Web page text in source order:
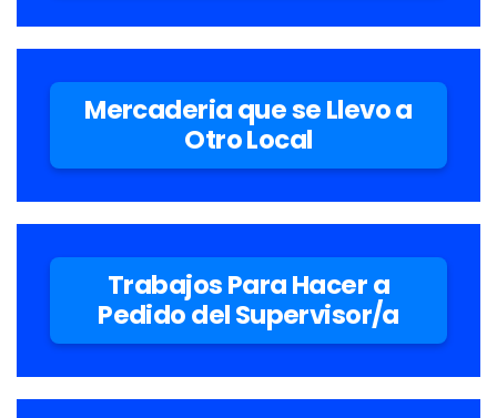
Mercaderia que se Llevo a
Otro Local
Trabajos Para Hacer a
Pedido del Supervisor/a